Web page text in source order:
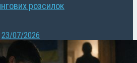
розсилок
23/07/2026